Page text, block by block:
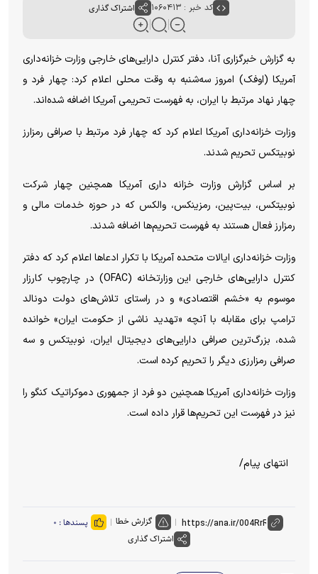
کد خبر : ۱۰۶۰۴۱۳ اشتراک گذاری
به گزارش خبرگزاری آنا، دفتر کنترل دارایی‌های خارجی وزارت خزانه‌داری
آمریکا (اوفک) امروز سه‌شنبه به وقت محلی اعلام کرد: چهار فرد و
چهار نهاد مرتبط با ایران، به فهرست تحریمی آمریکا اضافه شده‌اند.
وزارت خزانه‌داری آمریکا اعلام کرد که چهار فرد مرتبط با صرافی رمزارز
نوبیتکس تحریم شدند.
بر اساس گزارش وزارت خزانه داری آمریکا همچنین چهار شرکت
نوبیتکس، بیت‌پین، رمزینکس، والکس که در حوزه خدمات مالی و
رمزارز فعال هستند به فهرست تحریم‌ها اضافه شدند.
وزارت خزانه‌داری ایالات متحده آمریکا با تکرار ادعاها اعلام کرد که دفتر
کنترل دارایی‌های خارجی این وزارتخانه (OFAC) در چارچوب کارزار
موسوم به «خشم اقتصادی» و در راستای تلاش‌های دولت دونالد
ترامپ برای مقابله با آنچه «تهدید ناشی از حکومت ایران» خوانده
شده، بزرگ‌ترین صرافی دارایی‌های دیجیتال ایران، نوبیتکس و سه
صرافی رمزارزی دیگر را تحریم کرده است.
وزارت خزانه‌داری آمریکا همچنین دو فرد از جمهوری دموکراتیک کنگو را
نیز در فهرست این تحریم‌ها قرار داده است.
انتهای پیام/
گزارش خطا پسندها : ۰
اشتراک گذاری